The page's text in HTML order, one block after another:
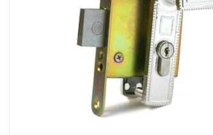
Электроды и проволока